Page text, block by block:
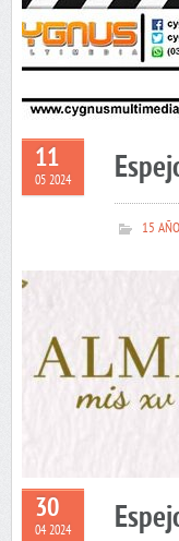
11
05 2024
15
30
04 2024